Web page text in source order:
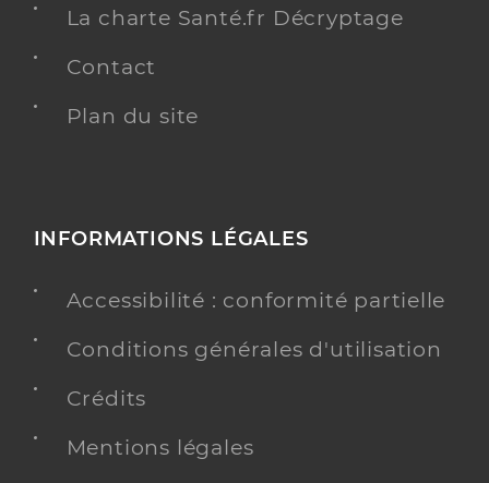
La charte Santé.fr Décryptage
Contact
Plan du site
INFORMATIONS LÉGALES
Accessibilité : conformité partielle
Conditions générales d'utilisation
Crédits
Mentions légales